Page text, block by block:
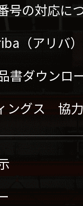
号の対応に
（アリバ
書ダウンロ
ングス 協